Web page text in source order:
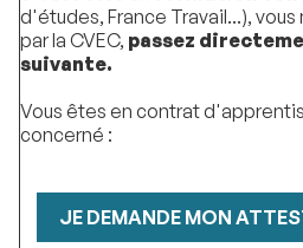
d'études, France Travail...),
par la CVEC, passez
suivante.
Vous êtes en contrat
concerné :
JE DEMANDE MON